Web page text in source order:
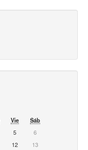
Vie
Sáb
5
6
12
13